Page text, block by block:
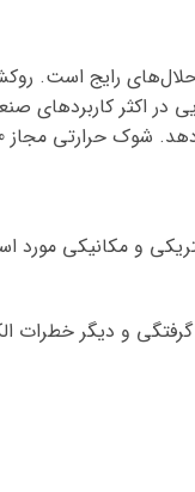
اکثر کاربردهای
الکتریکی و مکانیکی
و دیگر خطرات